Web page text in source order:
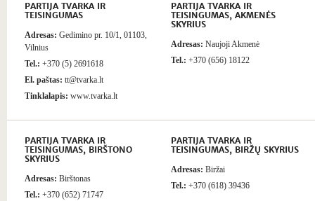
PARTIJA TVARKA IR
TEISINGUMAS
Adresas: Gedimino pr. 10/1, 01103,
Vilnius
Tel.: +370 (5) 2691618
El. paštas: tt@tvarka.lt
Tinklalapis: www.tvarka.lt
PARTIJA TVARKA IR
TEISINGUMAS, AKMENĖS
SKYRIUS
Adresas: Naujoji Akmenė
Tel.: +370 (656) 18122
PARTIJA TVARKA IR
TEISINGUMAS, BIRŠTONO
SKYRIUS
Adresas: Birštonas
Tel.: +370 (652) 71747
PARTIJA TVARKA IR
TEISINGUMAS, BIRŽŲ SKYRIUS
Adresas: Biržai
Tel.: +370 (618) 39436